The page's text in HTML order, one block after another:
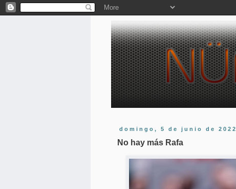
domingo, 5 de junio de 2022
No hay más Rafa